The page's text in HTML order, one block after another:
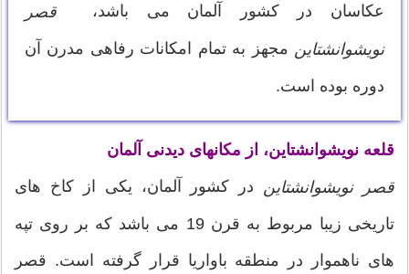
عکاسان در کشور آلمان می باشد،قصر
نویشوانشتاین مجهز به تمام امکانات رفاهی مدرن آن
دوره بوده است.
قلعه نویشوانشتاین، از مکانهای دیدنی آلمان
قصر نویشوانشتاین در کشور آلمان، یکی از کاخ های
تاریخی زیبا مربوط به قرن 19 می باشد که بر روی تپه
های ناهموار در منطقه باواریا قرار گرفته است. قصر